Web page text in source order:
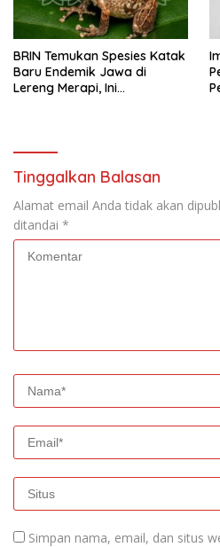
BRIN Temukan Spesies Katak
Baru Endemik Jawa di
Lereng Merapi, Ini
Tinggalkan Balasan
Alamat email Anda tidak akan
ditandai *
Simpan nama, email, dan situs